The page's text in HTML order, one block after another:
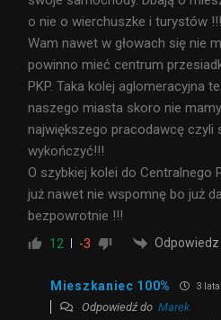
o nie o wierchuszke i turystów
Wam nawet w głowach się nie
powinno mieć centrum
PKP. Taka kolej aglomeracyjna
naszego miasta skoro nie
największego pracodawcę czyli
wykończyć!!!
O szybkiej kolei do Centralnego
już nawet nie wspomnę bo już
bezpowrotnie !!!
12 -3 Odpowiedz
Mieszkaniec 100% 3
Odpowiedź do Marek